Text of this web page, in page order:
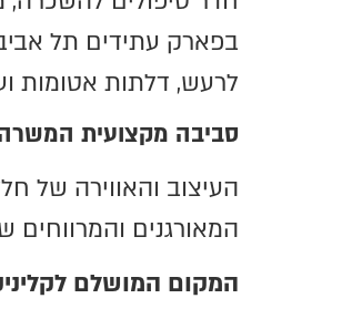
בפארק עתידים תל
לרעש, דלתות אטומות
סביבה מקצועית
העיצוב והאווירה של
המאורגנים
המקום המושלם